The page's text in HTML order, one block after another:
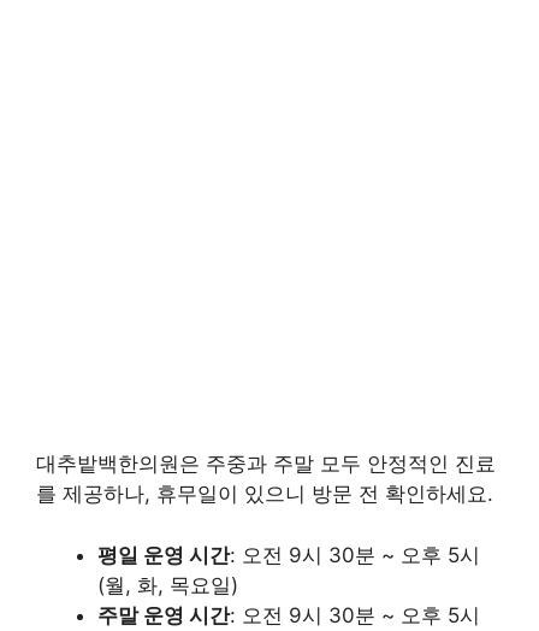
대추밭백한의원은 주중과 주말 모두 안정적인 진료
를 제공하나, 휴무일이 있으니 방문 전 확인하세요.
평일 운영 시간: 오전 9시 30분 ~ 오후 5시
(월, 화, 목요일)
주말 운영 시간: 오전 9시 30분 ~ 오후 5시